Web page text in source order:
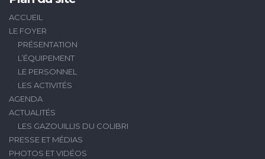
ACCUEIL
LE FOYER
PRÉSENTATION
L’ÉQUIPEMENT
LE PERSONNEL
LES ACTIVITÉS
AGENDA
ACTUALITÉS
LES GAZOUILLIS DU COLIBRI
PRESSE ET MÉDIAS
PHOTOS ET VIDÉOS